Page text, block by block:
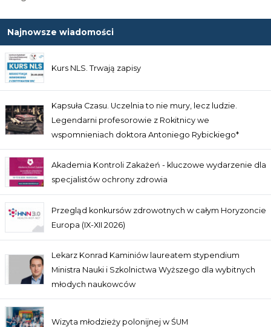
Najnowsze wiadomości
Kurs NLS. Trwają zapisy
Kapsuła Czasu. Uczelnia to nie mury, lecz ludzie.
Legendarni profesorowie z Rokitnicy we
wspomnieniach doktora Antoniego Rybickiego*
Akademia Kontroli Zakażeń - kluczowe wydarzenie dla
specjalistów ochrony zdrowia
Przegląd konkursów zdrowotnych w całym Horyzoncie
Europa (IX-XII 2026)
Lekarz Konrad Kaminiów laureatem stypendium
Ministra Nauki i Szkolnictwa Wyższego dla wybitnych
młodych naukowców
Wizyta młodzieży polonijnej w ŚUM